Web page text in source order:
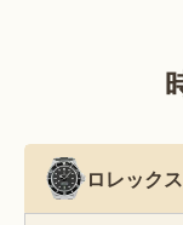
ロレックス